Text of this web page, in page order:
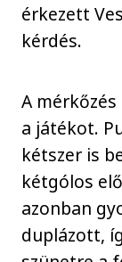
érkezett
kérdés.
A
a játékot.
kétszer is
kétgólos
azonban
duplázott,